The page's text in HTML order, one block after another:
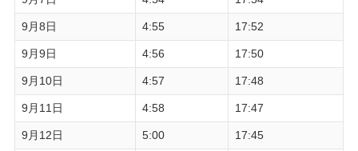
9月8日 4:55 17:52
9月9日 4:56 17:50
9月10日 4:57 17:48
9月11日 4:58 17:47
9月12日 5:00 17:45